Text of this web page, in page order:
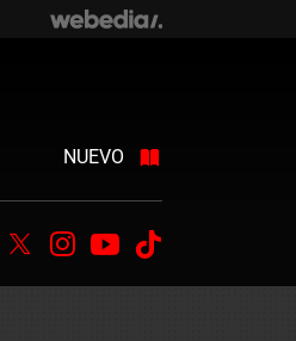
NUEVO
Facebook
TwitterInstagram
Youtube